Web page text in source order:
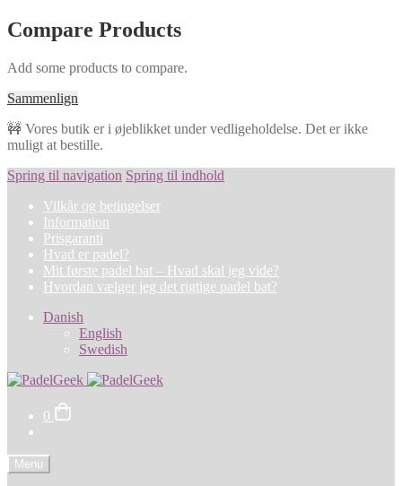
Compare Products
Add some products to compare.
Sammenlign
🚧 Vores butik er i øjeblikket under vedligeholdelse. Det er ikke
muligt at bestille.
Spring til navigation Spring til indhold
Vilkår og betingelser
Information
Prisgaranti
Hvad er padel?
Mit første padel bat – Hvad skal jeg vide?
Hvordan vælger jeg det rigtige padel bat?
Danish
English
Swedish
0
Menu